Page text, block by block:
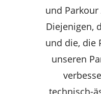
und
Diejenigen,
und die, die
unseren
technisch-